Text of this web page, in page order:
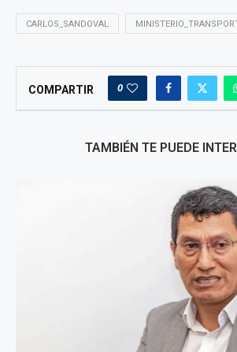
CARLOS_SANDOVAL
COMPARTIR 0
TAMBIÉN TE PUEDE